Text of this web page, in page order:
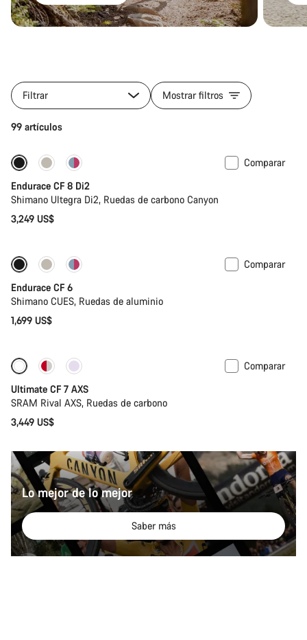
Filtrar Mostrar filtros
99 artículos
Comparar
Endurace CF 8 Di2
Shimano Ultegra Di2, Ruedas de carbono Canyon
3,249 US$
Nuevo
Comparar
Endurace CF 6
Shimano CUES, Ruedas de aluminio
1,699 US$
Comparar
Ultimate CF 7 AXS
SRAM Rival AXS, Ruedas de carbono
3,449 US$
Lo mejor de lo mejor
Saber más